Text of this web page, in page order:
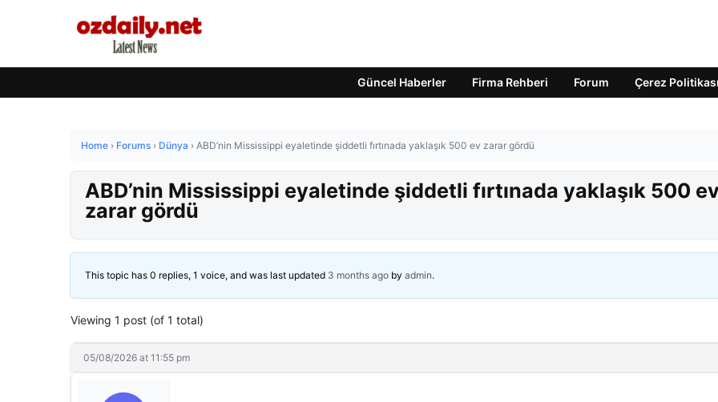
Güncel Haberler Firma Rehberi Forum Çerez Politikası
Home › Forums › Dünya › ABD’nin Mississippi eyaletinde şiddetli fırtınada yaklaşık 500 ev zarar gördü
ABD’nin Mississippi eyaletinde şiddetli fırtınada yaklaşık 500
zarar gördü
This topic has 0 replies, 1 voice, and was last updated 3 months ago by admin.
Viewing 1 post (of 1 total)
05/08/2026 at 11:55 pm